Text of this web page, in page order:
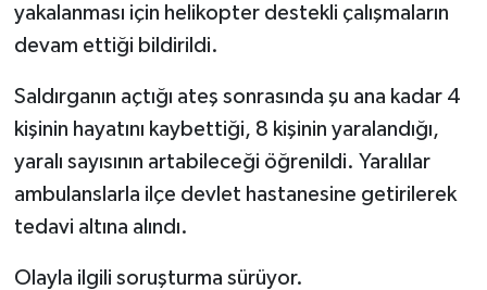
yakalanması için helikopter destekli çalışmaların
devam ettiği bildirildi.
Saldırganın açtığı ateş sonrasında şu ana kadar 4
kişinin hayatını kaybettiği, 8 kişinin yaralandığı,
yaralı sayısının artabileceği öğrenildi. Yaralılar
ambulanslarla ilçe devlet hastanesine getirilerek
tedavi altına alındı.
Olayla ilgili soruşturma sürüyor.